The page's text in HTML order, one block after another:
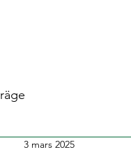
3 mars 2025